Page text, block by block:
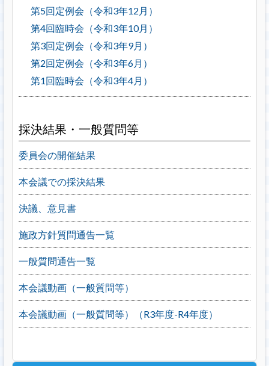
第5回定例会（令和3年12月）
第4回臨時会（令和3年10月）
第3回定例会（令和3年9月）
第2回定例会（令和3年6月）
第1回臨時会（令和3年4月）
採決結果・一般質問等
委員会の開催結果
本会議での採決結果
決議、意見書
施政方針質問通告一覧
一般質問通告一覧
本会議動画（一般質問等）
本会議動画（一般質問等）（R3年度-R4年度）